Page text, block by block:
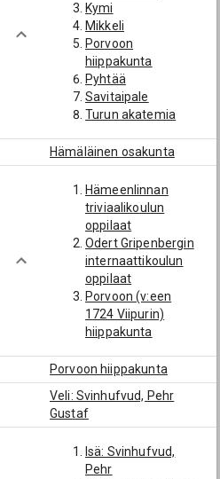
Kymi
Mikkeli
Porvoon
hiippakunta
Pyhtää
Savitaipale
Turun akatemia
Hämäläinen osakunta
Hämeenlinnan
triviaalikoulun
oppilaat
Odert Gripenbergin
internaattikoulun
oppilaat
Porvoon (v:een
1724 Viipurin)
hiippakunta
Porvoon hiippakunta
Veli: Svinhufvud, Pehr
Gustaf
Isä: Svinhufvud,
Pehr